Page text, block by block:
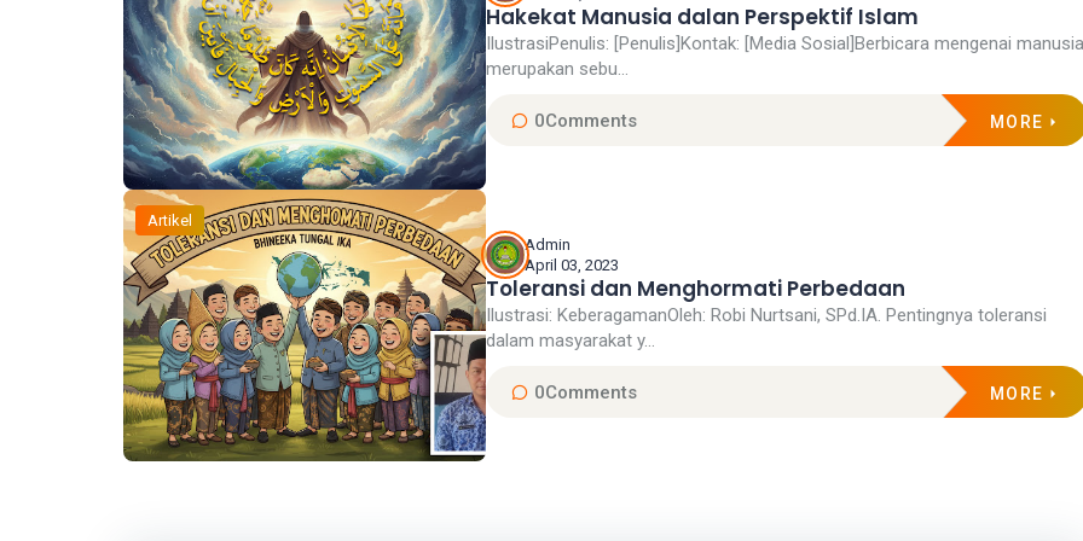
Hakekat Manusia dalan Perspektif Islam
IlustrasiPenulis: [Penulis]Kontak: [Media Sosial]Berbicara mengenai manusia
merupakan sebu...
0Comments MORE
Artikel
Admin
April 03, 2023
Toleransi dan Menghormati Perbedaan
Ilustrasi: KeberagamanOleh: Robi Nurtsani, SPd.IA. Pentingnya toleransi
dalam masyarakat y...
0Comments MORE